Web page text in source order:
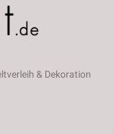
& Dekoration